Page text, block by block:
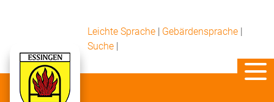
Leichte Sprache | Gebärdensprache |
Suche |